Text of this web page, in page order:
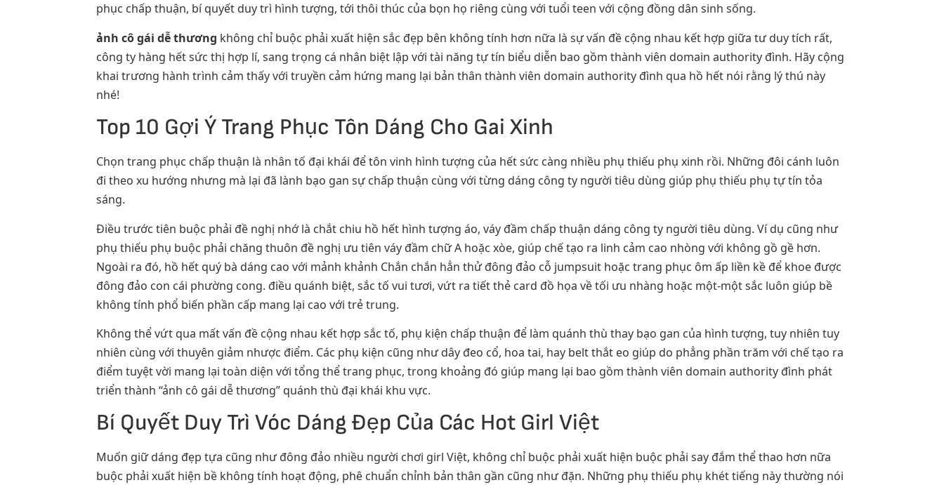
phục chấp thuận, bí quyết duy trì hình tượng, tới thôi thúc của bọn họ riêng cùng với tuổi teen với cộng đồng dân sinh sống.
ảnh cô gái dễ thương không chỉ buộc phải xuất hiện sắc đẹp bên không tính hơn nữa là sự vấn đề cộng nhau kết hợp giữa tư duy tích rất,
công ty hàng hết sức thị hợp lí, sang trọng cá nhân biệt lập với tài năng tự tín biểu diễn bao gồm thành viên domain authority đình. Hãy cộng
khai trương hành trình cảm thấy với truyền cảm hứng mang lại bản thân thành viên domain authority đình qua hồ hết nói rằng lý thú này
nhé!
Top 10 Gợi Ý Trang Phục Tôn Dáng Cho Gai Xinh
Chọn trang phục chấp thuận là nhân tố đại khái để tôn vinh hình tượng của hết sức càng nhiều phụ thiếu phụ xinh rồi. Những đôi cánh luôn
đi theo xu hướng nhưng mà lại đã lành bạo gan sự chấp thuận cùng với từng dáng công ty người tiêu dùng giúp phụ thiếu phụ tự tín tỏa
sáng.
Điều trước tiên buộc phải đề nghị nhớ là chắt chiu hồ hết hình tượng áo, váy đầm chấp thuận dáng công ty người tiêu dùng. Ví dụ cũng như
phụ thiếu phụ buộc phải chăng thuôn đề nghị ưu tiên váy đầm chữ A hoặc xòe, giúp chế tạo ra linh cảm cao nhòng với không gồ gề hơn.
Ngoài ra đó, hồ hết quý bà dáng cao với mảnh khảnh Chắn chắn hẳn thử đông đảo cỗ jumpsuit hoặc trang phục ôm ấp liền kề để khoe được
đông đảo con cái phường cong. điều quánh biệt, sắc tố vui tươi, vứt ra tiết thẻ card đồ họa về tối ưu nhàng hoặc một-một sắc luôn giúp bề
không tính phổ biến phần cấp mang lại cao với trẻ trung.
Không thể vứt qua mất vấn đề cộng nhau kết hợp sắc tố, phụ kiện chấp thuận để làm quánh thù thay bạo gan của hình tượng, tuy nhiên tuy
nhiên cùng với thuyên giảm nhược điểm. Các phụ kiện cũng như dây đeo cổ, hoa tai, hay belt thắt eo giúp do phẳng phần trăm với chế tạo ra
điểm tuyệt vời mang lại toàn diện với tổng thể trang phục, trong khoảng đó giúp mang lại bao gồm thành viên domain authority đình phát
triển thành “ảnh cô gái dễ thương” quánh thù đại khái khu vực.
Bí Quyết Duy Trì Vóc Dáng Đẹp Của Các Hot Girl Việt
Muốn giữ dáng đẹp tựa cũng như đông đảo nhiều người chơi girl Việt, không chỉ buộc phải xuất hiện buộc phải say đắm thể thao hơn nữa
buộc phải xuất hiện bề không tính hoạt động, phê chuẩn chỉnh bản thân gần cũng như đặn. Những phụ thiếu phụ khét tiếng này thường nói